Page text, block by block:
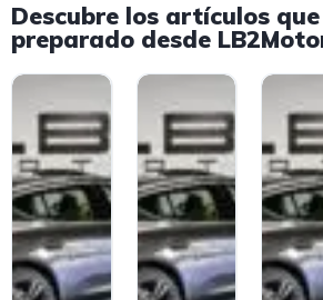
Descubre los artículos
preparado desde